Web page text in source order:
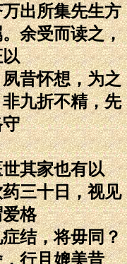
出所集先生方
余受而读之，
昔怀想，为之
九折不精，先
其家也有以
三十日，视见
格
结，将毋同？
行且媲美昔